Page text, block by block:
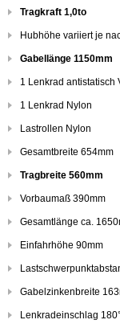
Tragkraft 1,0to
Hubhöhe variiert je
Gabellänge 1150mm
1 Lenkrad antistatisch
1 Lenkrad Nylon
Lastrollen Nylon
Gesamtbreite 654mm
Tragbreite 560mm
Vorbaumaß 390mm
Gesamtlänge ca.
Einfahrhöhe 90mm
Gabelzinkenbreite
Lenkradeinschlag 180°